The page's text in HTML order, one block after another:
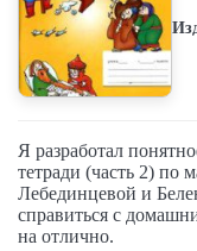
Я разработал
тетради (часть 2) по
Лебединцевой и
справиться с
на отлично.